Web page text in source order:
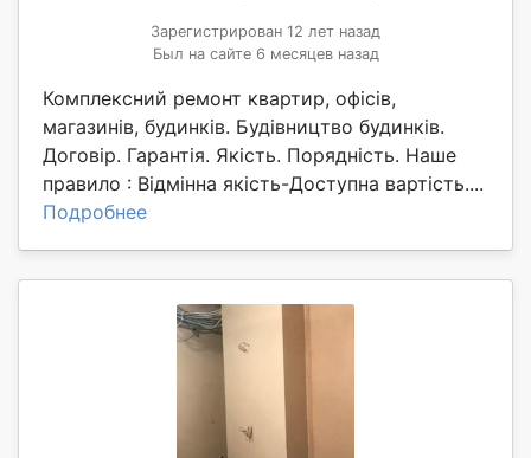
Зарегистрирован 12 лет назад
Был на сайте 6 месяцев назад
Комплексний ремонт квартир, офісів,
магазинів, будинків. Будівництво будинків.
Договір. Гарантія. Якість. Порядність. Наше
правило : Відмінна якість-Доступна вартість....
Подробнее